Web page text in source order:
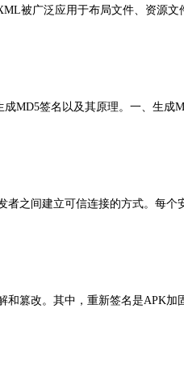
被广泛应用于布局文件、资源
MD5签名以及其原理。一、生成
之间建立可信连接的方式。每个
篡改。其中，重新签名是APK加